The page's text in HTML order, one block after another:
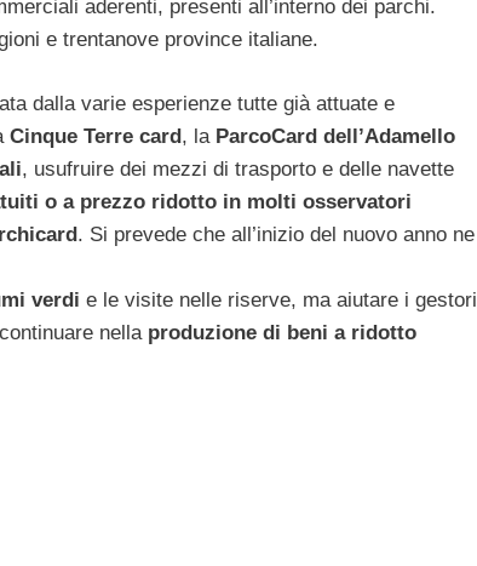
aderenti, presenti all’interno dei parchi.
e trentanove province italiane.
dalla varie esperienze tutte già attuate e
Cinque Terre card, la ParcoCard dell’Adamello
, usufruire dei mezzi di trasporto e delle navette
o a prezzo ridotto in molti osservatori
. Si prevede che all’inizio del nuovo anno ne
verdi e le visite nelle riserve, ma aiutare i gestori
nella produzione di beni a ridotto